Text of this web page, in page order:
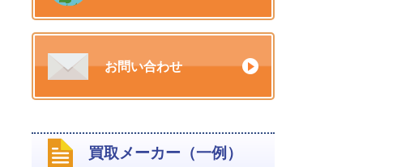
お問い合わせ
買取メーカー（一例）